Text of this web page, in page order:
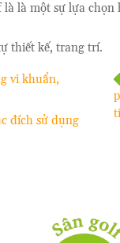
là một sự lựa chọn
thiết kế, trang trí.
vi khuẩn,
đích sử dụng